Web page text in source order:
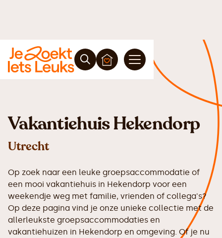
Vakantiehuis Hekendorp
Utrecht
Op zoek naar een leuke groepsaccommodatie of
een mooi vakantiehuis in Hekendorp voor een
weekendje weg met familie, vrienden of collega's?
Op deze pagina vind je onze unieke collectie met de
allerleukste groepsaccommodaties en
vakantiehuizen in Hekendorp en omgeving. Of je nu